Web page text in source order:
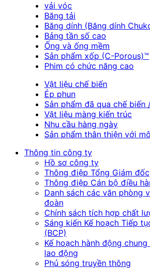
vải vóc
Băng tải
Băng dính (Băng dính
Bảng tần số cao
Ống và ống mềm
Sản phẩm xốp (C-Porous)™
Phim có chức năng cao
Vật liệu chế biến
Ép phun
Sản phẩm đã qua chế biến
Vật liệu màng kiến trúc
Nhu cầu hàng ngày
Sản phẩm thân thiện với
Thông tin công ty
Hồ sơ công ty
Thông điệp Tổng Giám đốc
Thông điệp Cán bộ điều
Danh sách các văn phòng
đoàn
Chính sách tích hợp chất
Sáng kiến Kế hoạch Tiếp
(BCP)
Kế hoạch hành động
lao động
Phủ sóng truyền thông